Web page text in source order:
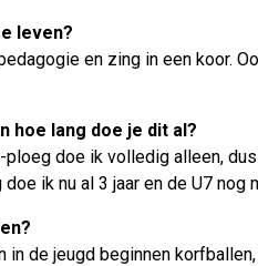
leven?
en zing in een koor.
hoe lang doe je dit al?
ploeg doe ik volledig alleen,
ik nu al 3 jaar en de U7 nog
de jeugd beginnen